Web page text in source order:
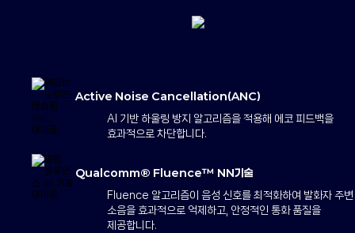
Active Noise Cancellation(ANC)
AI 기반 하울링 방지 알고리즘을 적용해 에코 피드백을
효과적으로 차단합니다.
Qualcomm® Fluence™ NN기술
Fluence 알고리즘이 음성 신호를 최적화하여 발화자 주변
소음을 효과적으로 억제하고, 안정적인 통화 품질을
제공합니다.